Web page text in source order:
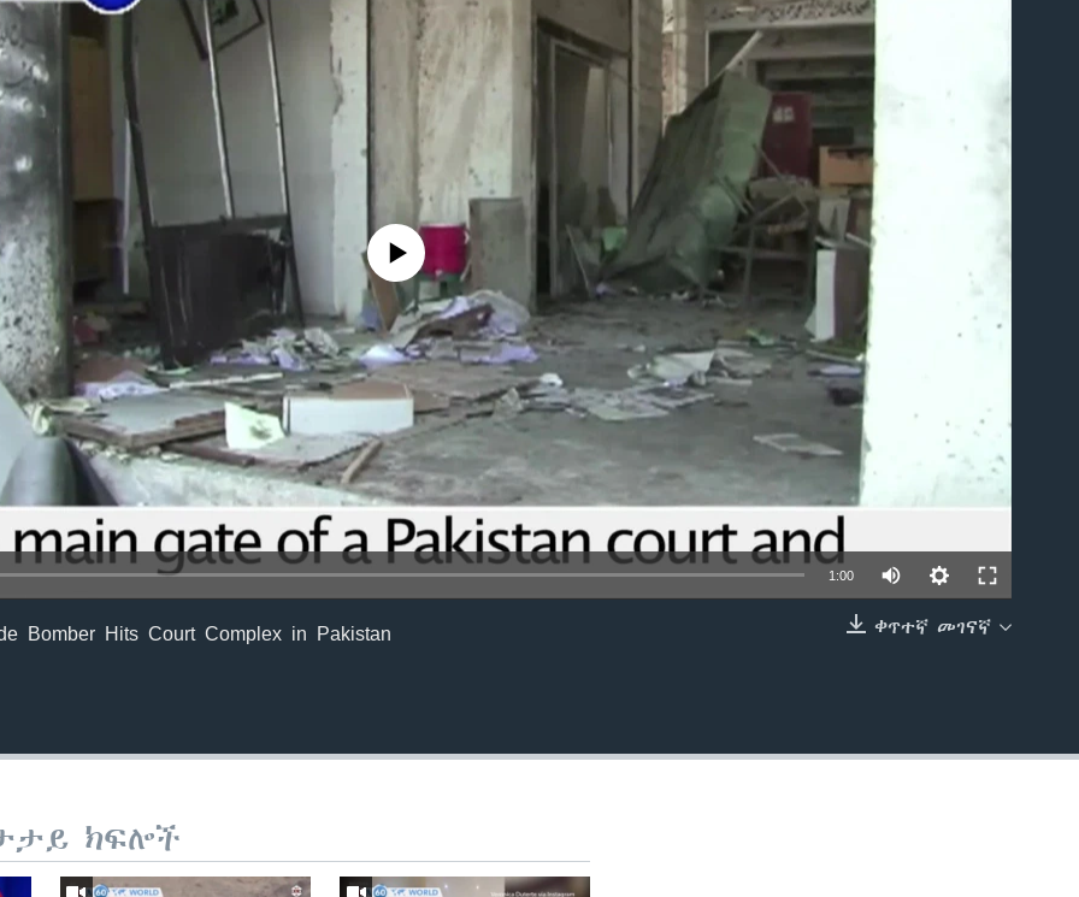
EMBED
No media source currently available
1:00
ቀጥተኛ መገናኛ
Bomber Hits Court Complex in Pakistan
ክፍሎች